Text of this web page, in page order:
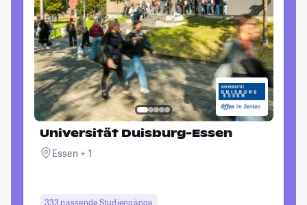
Universität Duisburg-Essen
Essen + 1
333 passende Studiengänge